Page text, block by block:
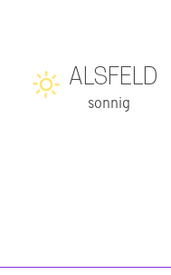
ALSFELD
sonnig